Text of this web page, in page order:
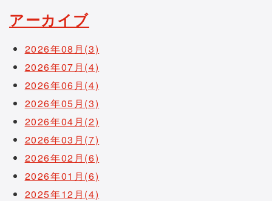
アーカイブ
2026年08月(3)
2026年07月(4)
2026年06月(4)
2026年05月(3)
2026年04月(2)
2026年03月(7)
2026年02月(6)
2026年01月(6)
2025年12月(4)